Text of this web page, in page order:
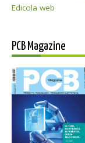
Edicola web
PCB Magazine